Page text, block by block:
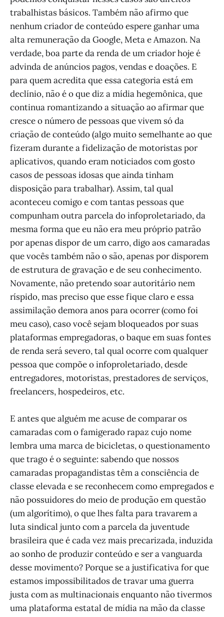
trabalhistas básicos. Também não afirmo que
nenhum criador de conteúdo espere ganhar uma
alta remuneração da Google, Meta e Amazon. Na
verdade, boa parte da renda de um criador hoje é
advinda de anúncios pagos, vendas e doações. E
para quem acredita que essa categoria está em
declínio, não é o que diz a mídia hegemônica, que
continua romantizando a situação ao afirmar que
cresce o número de pessoas que vivem só da
criação de conteúdo (algo muito semelhante ao que
fizeram durante a fidelização de motoristas por
aplicativos, quando eram noticiados com gosto
casos de pessoas idosas que ainda tinham
disposição para trabalhar). Assim, tal qual
aconteceu comigo e com tantas pessoas que
compunham outra parcela do infoproletariado, da
mesma forma que eu não era meu próprio patrão
por apenas dispor de um carro, digo aos camaradas
que vocês também não o são, apenas por disporem
de estrutura de gravação e de seu conhecimento.
Novamente, não pretendo soar autoritário nem
ríspido, mas preciso que esse fique claro e essa
assimilação demora anos para ocorrer (como foi
meu caso), caso você sejam bloqueados por suas
plataformas empregadoras, o baque em suas fontes
de renda será severo, tal qual ocorre com qualquer
pessoa que compõe o infoproletariado, desde
entregadores, motoristas, prestadores de serviços,
freelancers, hospedeiros, etc.
E antes que alguém me acuse de comparar os
camaradas com o famigerado rapaz cujo nome
lembra uma marca de bicicletas, o questionamento
que trago é o seguinte: sabendo que nossos
camaradas propagandistas têm a consciência de
classe elevada e se reconhecem como empregados e
não possuidores do meio de produção em questão
(um algorítimo), o que lhes falta para travarem a
luta sindical junto com a parcela da juventude
brasileira que é cada vez mais precarizada, induzida
ao sonho de produzir conteúdo e ser a vanguarda
desse movimento? Porque se a justificativa for que
estamos impossibilitados de travar uma guerra
justa com as multinacionais enquanto não tivermos
uma plataforma estatal de mídia na mão da classe